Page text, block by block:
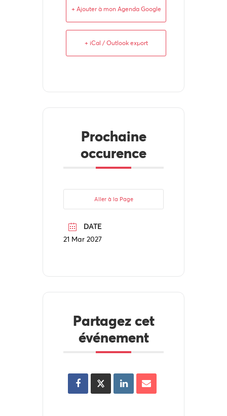
+ Ajouter à mon Agenda Google
+ iCal / Outlook export
Prochaine
occurence
Aller à la Page
DATE
21 Mar 2027
Partagez cet
événement